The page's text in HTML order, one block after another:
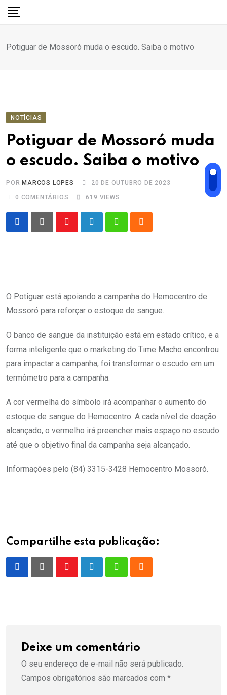
para
conteúdo
Potiguar de Mossoró muda o escudo. Saiba o motivo
NOTÍCIAS
Potiguar de Mossoró muda
o escudo. Saiba o motivo
POR MARCOS LOPES
20 DE OUTUBRO DE 2023
0 COMENTÁRIOS 619 VIEWS
O Potiguar está apoiando a campanha do Hemocentro de
Mossoró para reforçar o estoque de sangue.
O banco de sangue da instituição está em estado crítico, e a
forma inteligente que o marketing do Time Macho encontrou
para impactar a campanha, foi transformar o escudo em um
termômetro para a campanha.
A cor vermelha do símbolo irá acompanhar o aumento do
estoque de sangue do Hemocentro. A cada nível de doação
alcançado, o vermelho irá preencher mais espaço no escudo
até que o objetivo final da campanha seja alcançado.
Informações pelo (84) 3315-3428 Hemocentro Mossoró.
Compartilhe esta publicação:
Deixe um comentário
O seu endereço de e-mail não será publicado.
Campos obrigatórios são marcados com *